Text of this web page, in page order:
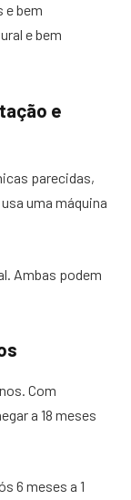
e bem
e bem
e
parecidas,
uma máquina
Ambas podem
Com
a 18 meses
6 meses a 1